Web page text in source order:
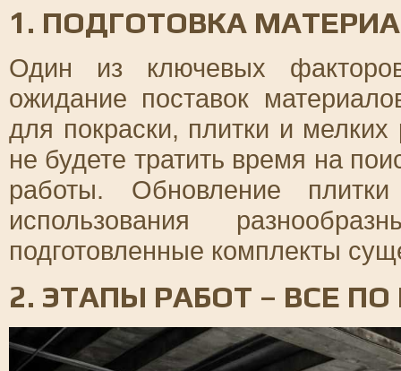
1. ПОДГОТОВКА
Один из ключевых
ожидание поставок
для покраски, плитки и
не будете тратить время на
работы. Обновление
использования
подготовленные комплекты
2. ЭТАПЫ РАБОТ – ВСЕ